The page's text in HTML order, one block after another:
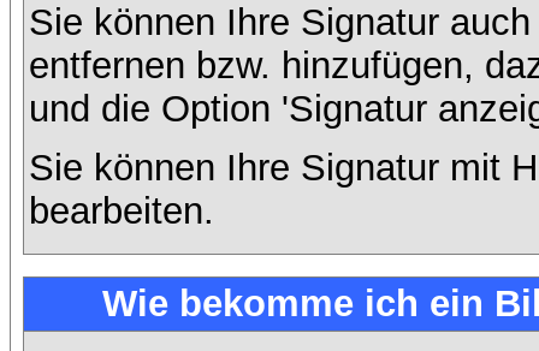
Sie können Ihre Signatur
entfernen bzw. hinzufügen,
und die Option 'Signatur
Sie können Ihre Signatur mit
bearbeiten.
Wie bekomme ich ein